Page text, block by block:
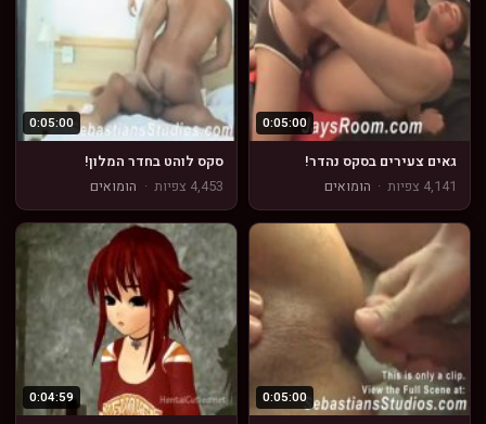
0:05:00
גאים צעירים בסקס נהדר!
4,141 צפיות
· הומואים
0:05:00
סקס לוהט בחדר המלון!
4,453 צפיות
· הומואים
0:05:00
0:04:59